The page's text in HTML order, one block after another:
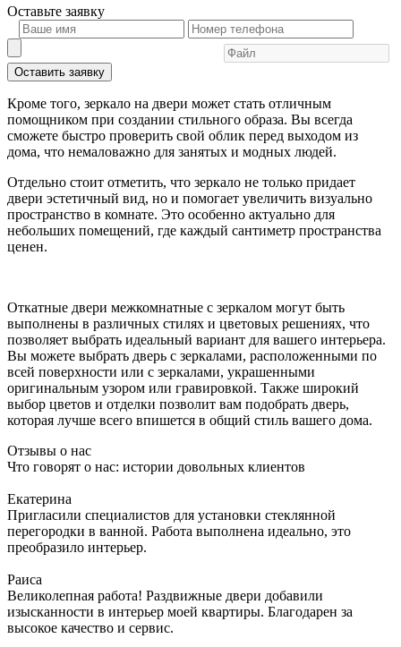
Оставьте заявку
Оставить заявку
Кроме того, зеркало на двери может стать отличным
помощником при создании стильного образа. Вы всегда
сможете быстро проверить свой облик перед выходом из
дома, что немаловажно для занятых и модных людей.
Отдельно стоит отметить, что зеркало не только придает
двери эстетичный вид, но и помогает увеличить визуально
пространство в комнате. Это особенно актуально для
небольших помещений, где каждый сантиметр пространства
ценен.
Откатные двери межкомнатные с зеркалом могут быть
выполнены в различных стилях и цветовых решениях, что
позволяет выбрать идеальный вариант для вашего интерьера.
Вы можете выбрать дверь с зеркалами, расположенными по
всей поверхности или с зеркалами, украшенными
оригинальным узором или гравировкой. Также широкий
выбор цветов и отделки позволит вам подобрать дверь,
которая лучше всего впишется в общий стиль вашего дома.
Отзывы о нас
Что говорят о нас: истории довольных клиентов
Екатерина
Пригласили специалистов для установки стеклянной
перегородки в ванной. Работа выполнена идеально, это
преобразило интерьер.
Раиса
Великолепная работа! Раздвижные двери добавили
изысканности в интерьер моей квартиры. Благодарен за
высокое качество и сервис.